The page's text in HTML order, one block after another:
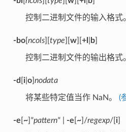
控制二进制文件的输入格式
-bo[ ncols][ type w][ +l b]
控制二进制文件的输出格式
-d i| o] nodata
将某些特定值当作 NaN。 (
-e ~] "pattern"| -e ~]/regexp/[ i]